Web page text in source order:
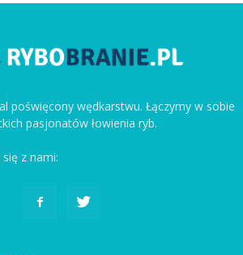
poświęcony wędkarstwu. Łączymy w sobie
pasjonatów łowienia ryb.
z nami: